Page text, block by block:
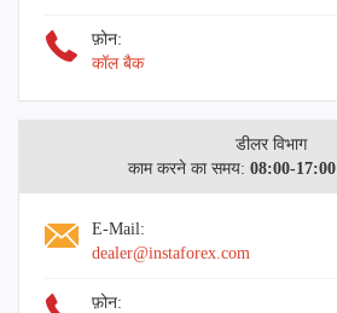
फ़ोन:
कॉल बैक
डीलर विभाग
काम करने का समय: 08:00-17:00
E-Mail:
dealer@instaforex.com
फ़ोन: